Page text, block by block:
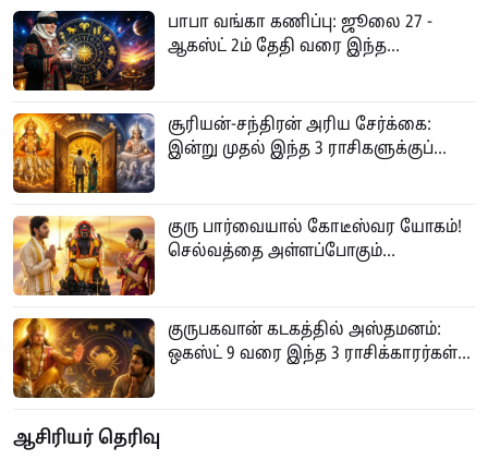
பாபா வங்கா கணிப்பு: ஜூலை 27 -
ஆகஸ்ட் 2ம் தேதி வரை இந்த...
சூரியன்-சந்திரன் அரிய சேர்க்கை:
இன்று முதல் இந்த 3 ராசிகளுக்குப்...
குரு பார்வையால் கோடீஸ்வர யோகம்!
செல்வத்தை அள்ளப்போகும்...
குருபகவான் கடகத்தில் அஸ்தமனம்:
ஒகஸ்ட் 9 வரை இந்த 3 ராசிக்காரர்கள்...
ஆசிரியர் தெரிவு